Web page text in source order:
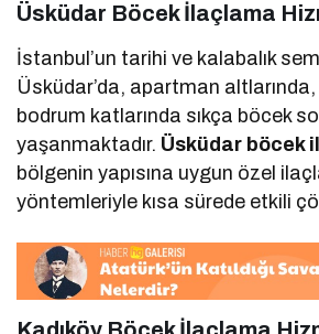
Üsküdar Böcek İlaçlama
İstanbul’un tarihi ve kalabalık
Üsküdar’da, apartman
bodrum katlarında sıkça böcek
yaşanmaktadır. Üsküdar böcek
bölgenin yapısına uygun özel
yöntemleriyle kısa sürede etkili